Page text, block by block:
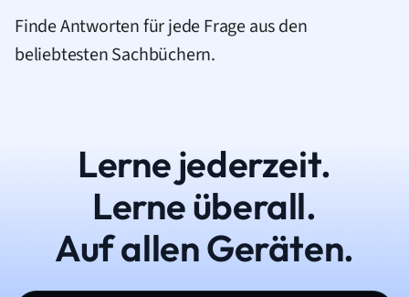
Finde Antworten für jede Frage aus den
beliebtesten Sachbüchern.
Lerne jederzeit.
Lerne überall.
Auf allen Geräten.